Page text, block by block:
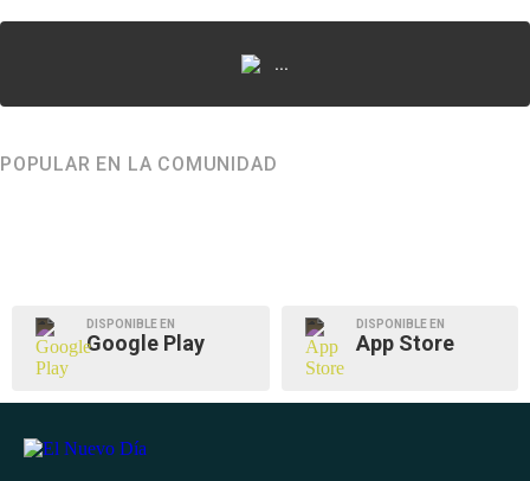
...
POPULAR EN LA COMUNIDAD
DISPONIBLE EN
Google Play
DISPONIBLE EN
App Store